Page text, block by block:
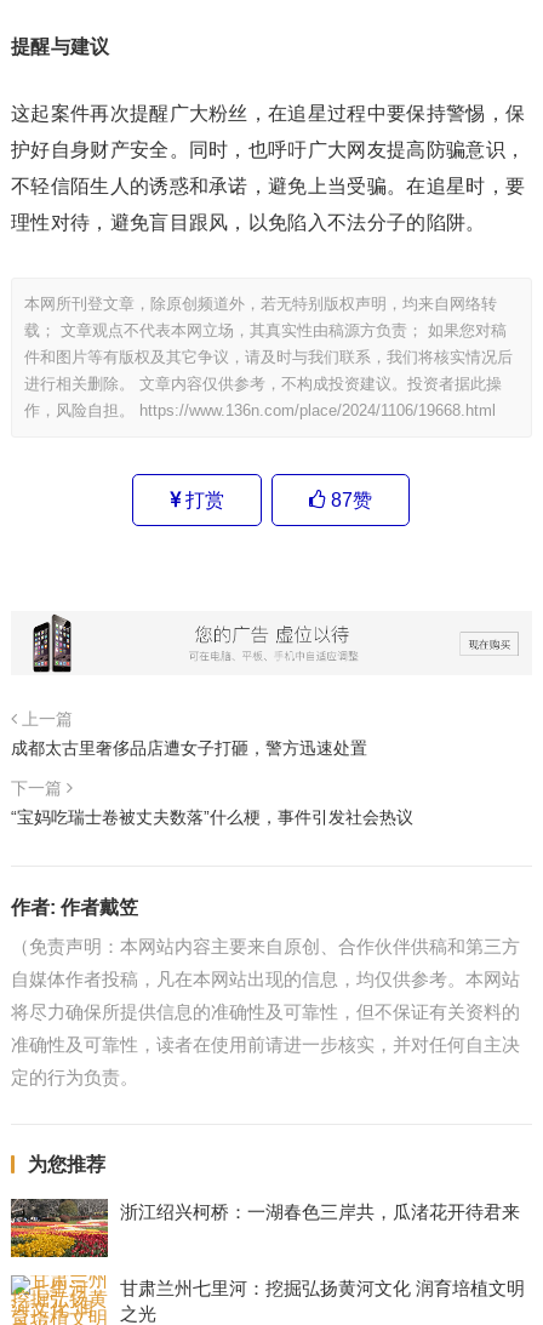
提醒与建议
这起案件再次提醒广大粉丝，在追星过程中要保持警惕，保
护好自身财产安全。同时，也呼吁广大网友提高防骗意识，
不轻信陌生人的诱惑和承诺，避免上当受骗。在追星时，要
理性对待，避免盲目跟风，以免陷入不法分子的陷阱。
本网所刊登文章，除原创频道外，若无特别版权声明，均来自网络转
载； 文章观点不代表本网立场，其真实性由稿源方负责； 如果您对稿
件和图片等有版权及其它争议，请及时与我们联系，我们将核实情况后
进行相关删除。 文章内容仅供参考，不构成投资建议。投资者据此操
作，风险自担。
https://www.136n.com/place/2024/1106/19668.html
打赏 87赞
上一篇
成都太古里奢侈品店遭女子打砸，警方迅速处置
下一篇
“宝妈吃瑞士卷被丈夫数落”什么梗，事件引发社会热议
作者: 作者戴笠
（免责声明：本网站内容主要来自原创、合作伙伴供稿和第三方
自媒体作者投稿，凡在本网站出现的信息，均仅供参考。本网站
将尽力确保所提供信息的准确性及可靠性，但不保证有关资料的
准确性及可靠性，读者在使用前请进一步核实，并对任何自主决
定的行为负责。
为您推荐
浙江绍兴柯桥：一湖春色三岸共，瓜渚花开待君来
甘肃兰州七里河：挖掘弘扬黄河文化 润育培植文明
之光